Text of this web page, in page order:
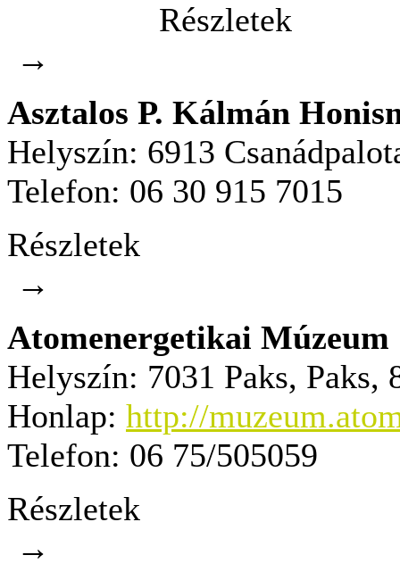
Részletek
→
Asztalos P. Kálmán
Helyszín: 6913
Telefon: 06 30 915 7015
Részletek
→
Atomenergetikai Múzeum
Helyszín: 7031 Paks, Paks,
Honlap: http://
Telefon: 06 75/505059
Részletek
→